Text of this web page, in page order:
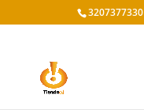
3207377330